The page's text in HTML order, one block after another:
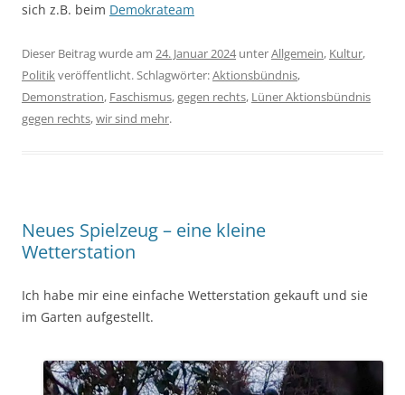
sich z.B. beim Demokrateam
Dieser Beitrag wurde am 24. Januar 2024unterAllgemein, Kultur,
Politikveröffentlicht. Schlagwörter:Aktionsbündnis,
Demonstration, Faschismus,gegen rechts, Lüner Aktionsbündnis
gegen rechts,wir sind mehr.
Neues Spielzeug – eine kleine
Wetterstation
Ich habe mir eine einfache Wetterstation gekauft und sie
im Garten aufgestellt.